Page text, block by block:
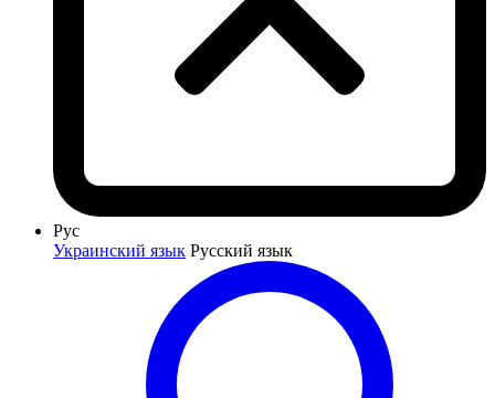
Рус
Украинский язык Русский язык